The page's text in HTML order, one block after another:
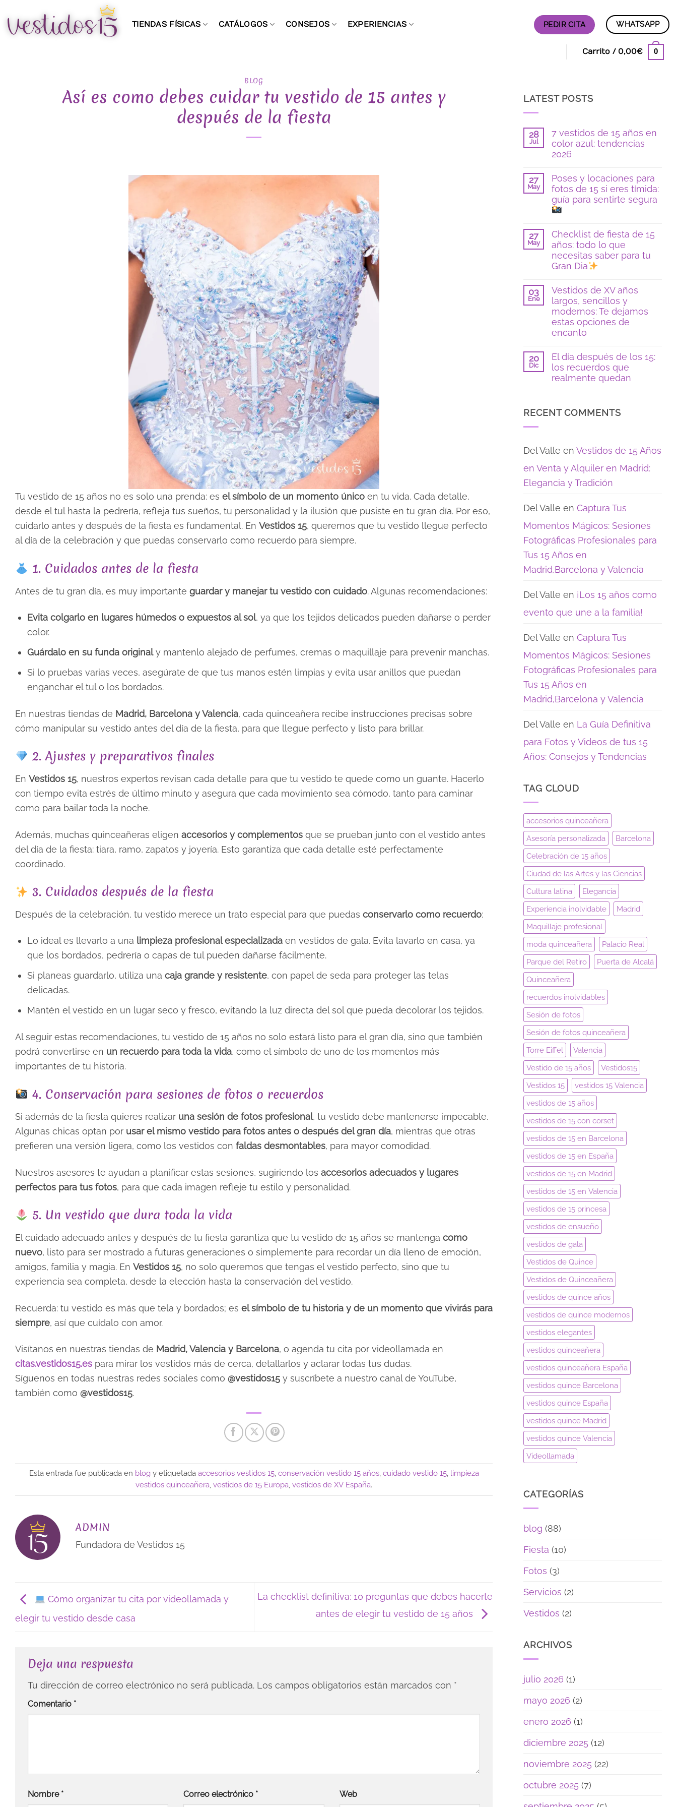
contenido
TIENDAS FÍSICAS CATÁLOGOS CONSEJOS EXPERIENCIAS PEDIR CITA WHATSAPP
Carrito / 0,00€ 0
BLOG
Así es como debes cuidar tu vestido de 15 antes y
después de la fiesta
Tu vestido de 15 años no es solo una prenda: es el símbolo de un momento único en tu vida. Cada detalle,
desde el tul hasta la pedrería, refleja tus sueños, tu personalidad y la ilusión que pusiste en tu gran día. Por eso,
cuidarlo antes y después de la fiesta es fundamental. En Vestidos 15, queremos que tu vestido llegue perfecto
al día de la celebración y que puedas conservarlo como recuerdo para siempre.
1. Cuidados antes de la fiesta
Antes de tu gran día, es muy importante guardar y manejar tu vestido con cuidado. Algunas recomendaciones:
Evita colgarlo en lugares húmedos o expuestos al sol, ya que los tejidos delicados pueden dañarse o perder
color.
Guárdalo en su funda originaly mantenlo alejado de perfumes, cremas o maquillaje para prevenir manchas.
Si lo pruebas varias veces, asegúrate de que tus manos estén limpias y evita usar anillos que puedan
enganchar el tul o los bordados.
En nuestras tiendas de Madrid, Barcelona y Valencia, cada quinceañera recibe instrucciones precisas sobre
cómo manipular su vestido antes del día de la fiesta, para que llegue perfecto y listo para brillar.
2. Ajustes y preparativos finales
En Vestidos 15, nuestros expertos revisan cada detalle para que tu vestido te quede como un guante. Hacerlo
con tiempo evita estrés de último minuto y asegura que cada movimiento sea cómodo, tanto para caminar
como para bailar toda la noche.
Además, muchas quinceañeras eligen accesorios y complementos que se prueban junto con el vestido antes
del día de la fiesta: tiara, ramo, zapatos y joyería. Esto garantiza que cada detalle esté perfectamente
coordinado.
3. Cuidados después de la fiesta
Después de la celebración, tu vestido merece un trato especial para que puedas conservarlo como recuerdo:
Lo ideal es llevarlo a una limpieza profesional especializadaen vestidos de gala. Evita lavarlo en casa, ya
que los bordados, pedrería o capas de tul pueden dañarse fácilmente.
Si planeas guardarlo, utiliza una caja grande y resistente, con papel de seda para proteger las telas
delicadas.
Mantén el vestido en un lugar seco y fresco, evitando la luz directa del sol que pueda decolorar los tejidos.
Al seguir estas recomendaciones, tu vestido de 15 años no solo estará listo para el gran día, sino que también
podrá convertirse en un recuerdo para toda la vida, como el símbolo de uno de los momentos más
importantes de tu historia.
4. Conservación para sesiones de fotos o recuerdos
Si además de la fiesta quieres realizar una sesión de fotos profesional, tu vestido debe mantenerse impecable.
Algunas chicas optan por usar el mismo vestido para fotos antes o después del gran día, mientras que otras
prefieren una versión ligera, como los vestidos con faldas desmontables, para mayor comodidad.
Nuestros asesores te ayudan a planificar estas sesiones, sugiriendo los accesorios adecuados y lugares
perfectos para tus fotos, para que cada imagen refleje tu estilo y personalidad.
5. Un vestido que dura toda la vida
El cuidado adecuado antes y después de tu fiesta garantiza que tu vestido de 15 años se mantenga como
nuevo, listo para ser mostrado a futuras generaciones o simplemente para recordar un día lleno de emoción,
amigos, familia y magia. En Vestidos 15, no solo queremos que tengas el vestido perfecto, sino que tu
experiencia sea completa, desde la elección hasta la conservación del vestido.
Recuerda: tu vestido es más que tela y bordados; es el símbolo de tu historia y de un momento que vivirás para
siempre, así que cuídalo con amor.
Visítanos en nuestras tiendas de Madrid, Valencia y Barcelona, o agenda tu cita por videollamada en
citas.vestidos15.es para mirar los vestidos más de cerca, detallarlos y aclarar todas tus dudas.
Síguenos en todas nuestras redes sociales como @vestidos15 y suscríbete a nuestro canal de YouTube,
también como @vestidos15.
Esta entrada fue publicada en blogy etiquetada accesorios vestidos 15, conservación vestido 15 años, cuidado vestido 15, limpieza
vestidos quinceañera, vestidos de 15 Europa, vestidos de XV España.
ADMIN
Fundadora de Vestidos 15
Cómo organizar tu cita por videollamada y
elegir tu vestido desde casa
La checklist definitiva: 10 preguntas que debes hacerte
antes de elegir tu vestido de 15 años
Deja una respuesta
Tu dirección de correo electrónico no será publicada. Los campos obligatorios están marcados con *
Comentario *
Nombre * Correo electrónico * Web
LATEST POSTS
28
Jul
7 vestidos de 15 años en
color azul: tendencias
2026
hay
comentarios
en
vestidos
de
en
color
azul:
tendencias
2026
27
May
Poses y locaciones para
fotos de 15 si eres tímida:
guía para sentirte segura
hay
comentarios
en
y
locaciones
de
15
si
eres
tímida:
guía
para
27
May
Checklist de fiesta de 15
años: todo lo que
necesitas saber para tu
Gran Dia
hay
comentarios
en
Checklist
de
fiesta
de
15
todo
lo
que
necesitas
saber
Dia
03
Ene
Vestidos de XV años
largos, sencillos y
modernos: Te dejamos
estas opciones de
encanto
hay
comentarios
en
Vestidos
de
sencillos
estas
de
encanto
20
Dic
El día después de los 15:
los recuerdos que
realmente quedan
en
los
los
recuerdos
que
realmente
RECENT COMMENTS
Del Valle en Vestidos de 15 Años
en Venta y Alquiler en Madrid:
Elegancia y Tradición
Del Valle en Captura Tus
Momentos Mágicos: Sesiones
Fotográficas Profesionales para
Tus 15 Años en
Madrid,Barcelona y Valencia
Del Valle en ¡Los 15 años como
evento que une a la familia!
Del Valle en Captura Tus
Momentos Mágicos: Sesiones
Fotográficas Profesionales para
Tus 15 Años en
Madrid,Barcelona y Valencia
Del Valle en La Guía Definitiva
para Fotos y Videos de tus 15
Años: Consejos y Tendencias
TAG CLOUD
accesorios quinceañera
Asesoría personalizada Barcelona
Celebración de 15 años
Ciudad de las Artes y las Ciencias
Cultura latina Elegancia
Experiencia inolvidable Madrid
Maquillaje profesional
moda quinceañera Palacio Real
Parque del Retiro Puerta de Alcalá
Quinceañera
recuerdos inolvidables
Sesión de fotos
Sesión de fotos quinceañera
Torre Eiffel Valencia
Vestido de 15 años Vestidos15
Vestidos 15 vestidos 15 Valencia
vestidos de 15 años
vestidos de 15 con corset
vestidos de 15 en Barcelona
vestidos de 15 en España
vestidos de 15 en Madrid
vestidos de 15 en Valencia
vestidos de 15 princesa
vestidos de ensueño
vestidos de gala
Vestidos de Quince
Vestidos de Quinceañera
vestidos de quince años
vestidos de quince modernos
vestidos elegantes
vestidos quinceañera
vestidos quinceañera España
vestidos quince Barcelona
vestidos quince España
vestidos quince Madrid
vestidos quince Valencia
Videollamada
CATEGORÍAS
blog (88)
Fiesta (10)
Fotos (3)
Servicios (2)
Vestidos (2)
ARCHIVOS
julio 2026 (1)
mayo 2026 (2)
enero 2026 (1)
diciembre 2025 (12)
noviembre 2025 (22)
octubre 2025 (7)